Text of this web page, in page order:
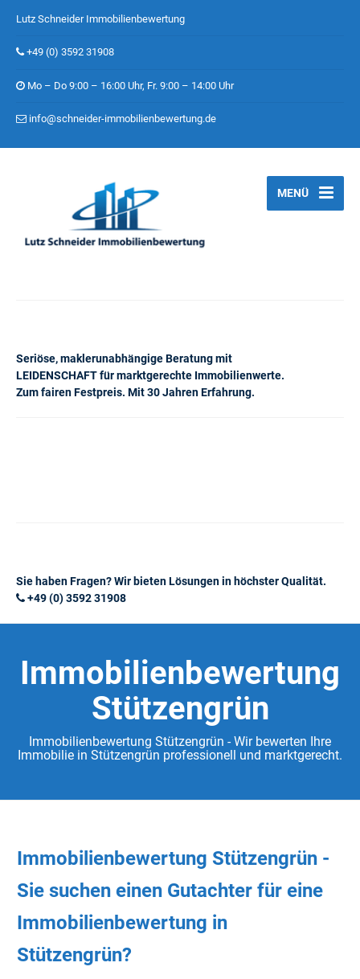
Lutz Schneider Immobilienbewertung
+49 (0) 3592 31908
Mo – Do 9:00 – 16:00 Uhr, Fr. 9:00 – 14:00 Uhr
info@schneider-immobilienbewertung.de
Seriöse, maklerunabhängige Beratung mit
LEIDENSCHAFT für marktgerechte Immobilienwerte.
Zum fairen Festpreis. Mit 30 Jahren Erfahrung.
MENÜ
Sie haben Fragen? Wir bieten Lösungen in höchster Qualität.
+49 (0) 3592 31908
Immobilienbewertung
Stützengrün
Immobilienbewertung Stützengrün - Wir bewerten Ihre
Immobilie in Stützengrün professionell und marktgerecht.
Immobilienbewertung Stützengrün -
Sie suchen einen Gutachter für eine
Immobilienbewertung in
Stützengrün?